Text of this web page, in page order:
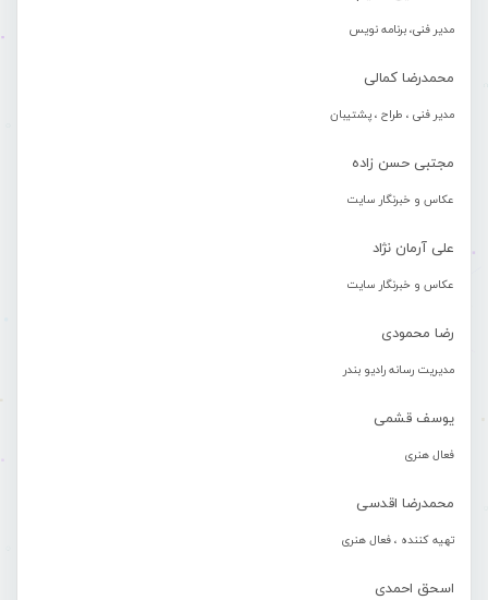
مدیر فنی، برنامه نویس
محمدرضا کمالی
مدیر فنی ، طراح ، پشتیبان
مجتبی حسن زاده
عکاس و خبرنگار سایت
علی آرمان نژاد
عکاس و خبرنگار سایت
رضا محمودی
مدیریت رسانه رادیو بندر
یوسف قشمی
فعال هنری
محمدرضا اقدسی
تهیه کننده ، فعال هنری
اسحق احمدی